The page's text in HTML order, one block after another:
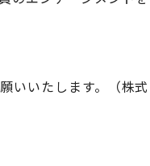
いいたします。（株式